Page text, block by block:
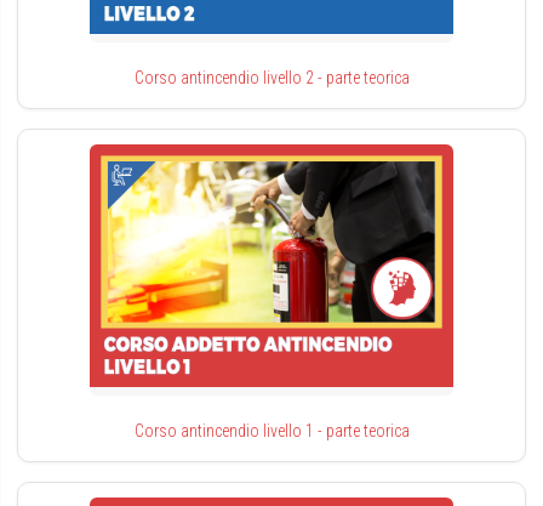
Corso antincendio livello 2 - parte teorica
Corso antincendio livello 1 - parte teorica